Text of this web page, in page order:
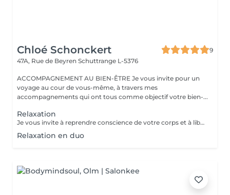
Chloé Schonckert
9
47A, Rue de Beyren Schuttrange L-5376
ACCOMPAGNEMENT AU BIEN-ÊTRE Je vous invite pour un
voyage au cour de vous-même, à travers mes
accompagnements qui ont tous comme objectif votre bien-...
Relaxation
Je vous invite à reprendre conscience de votre corps et à libérer vos tensions, au cours d'une séance de relaxation guidée. Reconnectez-vous à vos émotions, vos envies et vos besoins, à travers la respiration, la visualisation et les vibrations magiques des bols chantants tibétains. Accordez-vous un moment de bien-être et laissez-vous porter par cette douce expérience.
Relaxation en duo